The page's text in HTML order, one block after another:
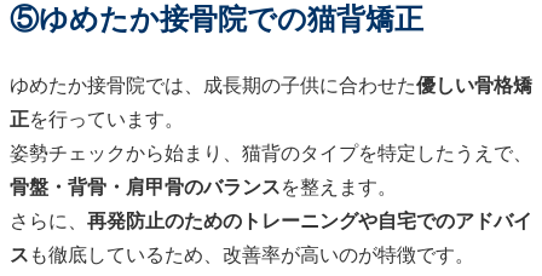
⑤ゆめたか接骨院での猫背矯正
ゆめたか接骨院では、成長期の子供に合わせた優しい骨格矯
正を行っています。
姿勢チェックから始まり、猫背のタイプを特定したうえで、
骨盤・背骨・肩甲骨のバランスを整えます。
さらに、 再発防止のためのトレーニングや自宅でのアドバイ
ス も徹底しているため、改善率が高いのが特徴です。